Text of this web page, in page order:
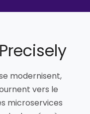
modernisent,
vers le
microservices